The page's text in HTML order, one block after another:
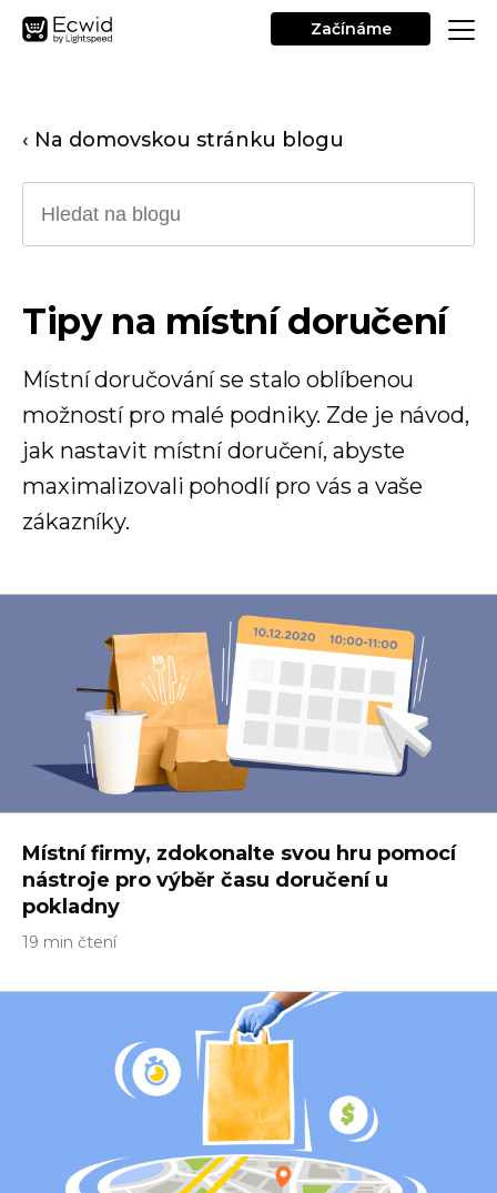
Začínáme
‹ Na domovskou stránku blogu
Tipy na místní doručení
Místní doručování se stalo oblíbenou
možností pro malé podniky. Zde je návod,
jak nastavit místní doručení, abyste
maximalizovali pohodlí pro vás a vaše
zákazníky.
Místní firmy, zdokonalte svou hru pomocí
nástroje pro výběr času doručení u
pokladny
19 min čtení